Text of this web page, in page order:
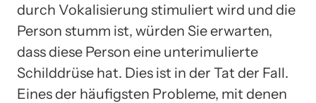
durch Vokalisierung stimuliert wird und die
Person stumm ist, würden Sie erwarten,
dass diese Person eine unterimulierte
Schilddrüse hat. Dies ist in der Tat der Fall.
Eines der häufigsten Probleme, mit denen